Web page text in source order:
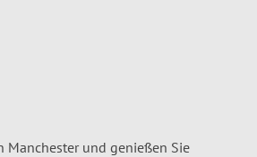
und genießen Sie